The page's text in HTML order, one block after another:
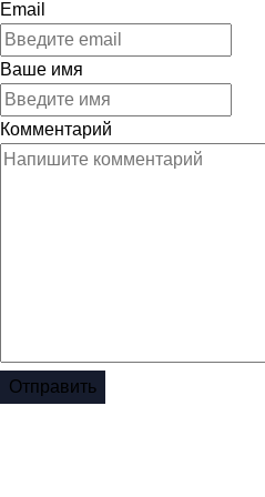
Email
Ваше имя
Комментарий
Отправить